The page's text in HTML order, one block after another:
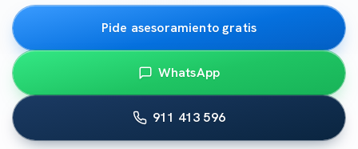
Pide asesoramiento gratis
WhatsApp
911 413 596